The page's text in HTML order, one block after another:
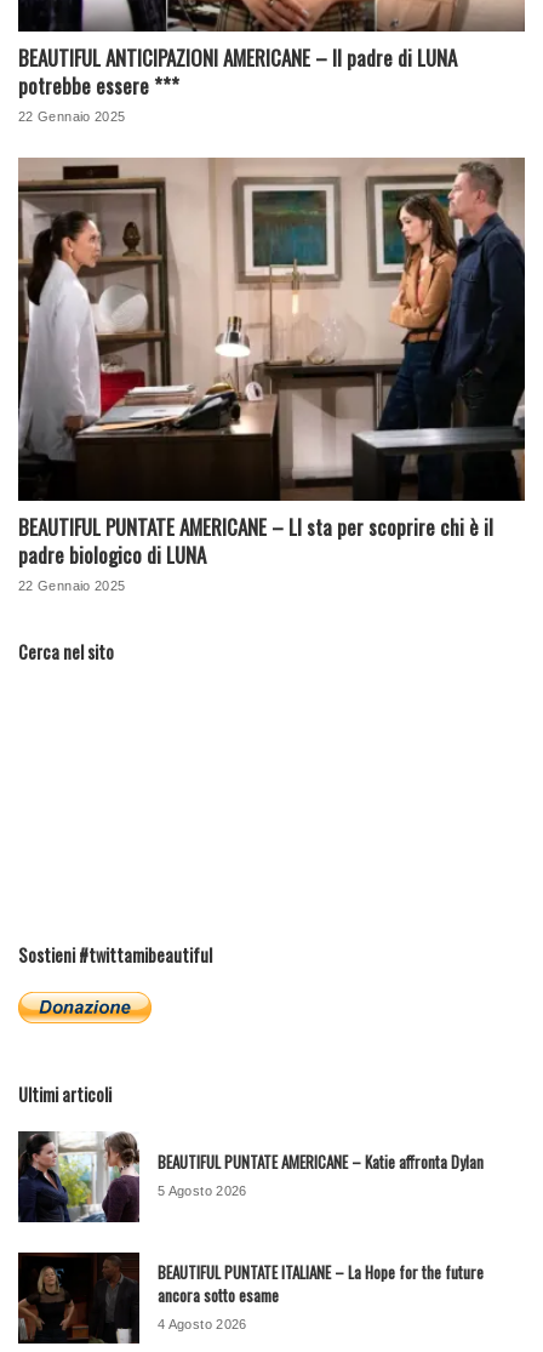
BEAUTIFUL ANTICIPAZIONI AMERICANE – Il padre di LUNA
potrebbe essere ***
22 Gennaio 2025
BEAUTIFUL PUNTATE AMERICANE – LI sta per scoprire chi è il
padre biologico di LUNA
22 Gennaio 2025
Cerca nel sito
Sostieni #twittamibeautiful
Ultimi articoli
BEAUTIFUL PUNTATE AMERICANE – Katie affronta Dylan
5 Agosto 2026
BEAUTIFUL PUNTATE ITALIANE – La Hope for the future
ancora sotto esame
4 Agosto 2026